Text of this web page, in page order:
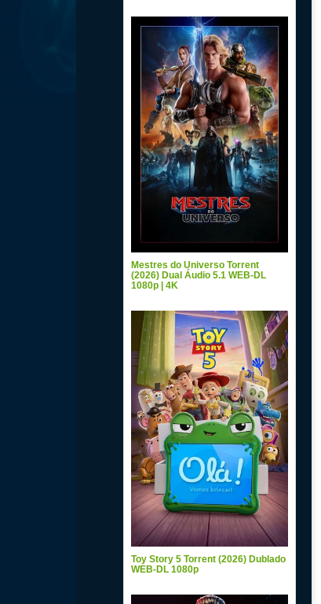
Mestres do Universo Torrent
(2026) Dual Áudio 5.1 WEB-DL
1080p | 4K
Toy Story 5 Torrent (2026) Dublado
WEB-DL 1080p